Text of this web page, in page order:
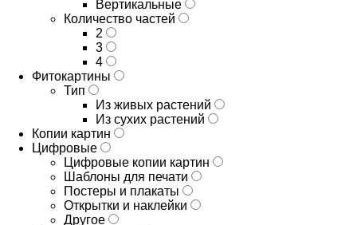
Вертикальные
Количество частей
2
3
4
Фитокартины
Тип
Из живых растений
Из сухих растений
Копии картин
Цифровые
Цифровые копии картин
Шаблоны для печати
Постеры и плакаты
Открытки и наклейки
Другое